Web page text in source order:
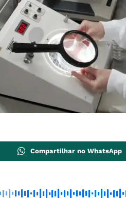
Compartilhar no WhatsApp